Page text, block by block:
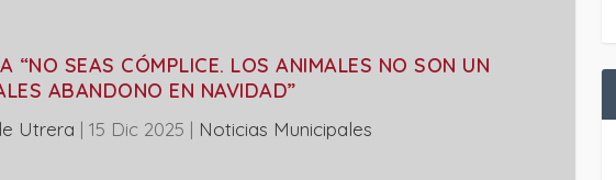
“NO SEAS CÓMPLICE. LOS ANIMALES NO SON UN
ABANDONO EN NAVIDAD”
Utrera | 15 Dic 2025 | ‎Noticias Municipales